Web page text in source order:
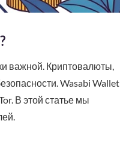
важной. Криптовалюты,
Wasabi Wallet
В этой статье мы